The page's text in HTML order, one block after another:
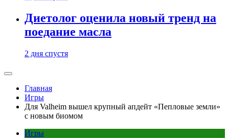
Диетолог оценила новый тренд на
поедание масла
2 дня спустя
Главная
Игры
Для Valheim вышел крупный апдейт «Пепловые земли»
с новым биомом
Игры